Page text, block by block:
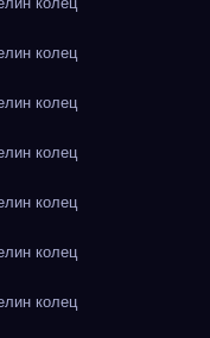
колец
колец
колец
колец
колец
колец